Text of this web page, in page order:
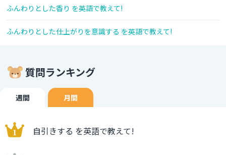
ふんわりとした香り を英語で教えて!
ふんわりとした仕上がりを意識する を英語で教えて!
質問ランキング
週間 月間
自引きする を英語で教えて!